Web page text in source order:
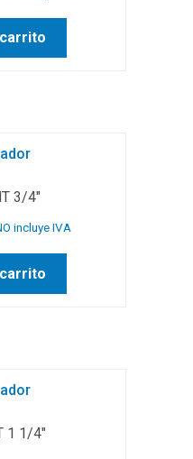
3/4″
incluye IVA
1 1/4″